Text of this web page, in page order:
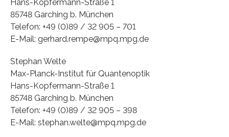
Hans-Kopfermann-Straße 1
85748 Garching b. München
Telefon: +49 (0)89 / 32 905 – 701
E-Mail: gerhard.rempe@mpq.mpg.de
Stephan Welte
Max-Planck-Institut für Quantenoptik
Hans-Kopfermann-Straße 1
85748 Garching b. München
Telefon: +49 (0)89 / 32 905 – 398
E-Mail: stephan.welte@mpq.mpg.de